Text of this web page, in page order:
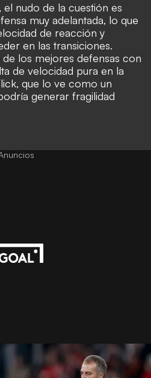
, el nudo de la cuestión es
muy adelantada, lo que
de reacción y
en las transiciones.
los mejores defensas con
de velocidad pura en la
que lo ve como un
generar fragilidad